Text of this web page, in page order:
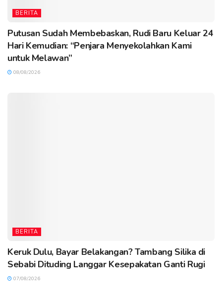
BERITA
Putusan Sudah Membebaskan, Rudi Baru Keluar 24
Hari Kemudian: “Penjara Menyekolahkan Kami
untuk Melawan”
08/08/2026
BERITA
Keruk Dulu, Bayar Belakangan? Tambang Silika di
Sebabi Dituding Langgar Kesepakatan Ganti Rugi
07/08/2026